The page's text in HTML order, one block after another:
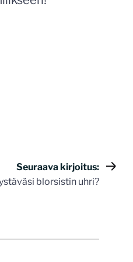
Seuraava kirjoitus:
blorsistin uhri?